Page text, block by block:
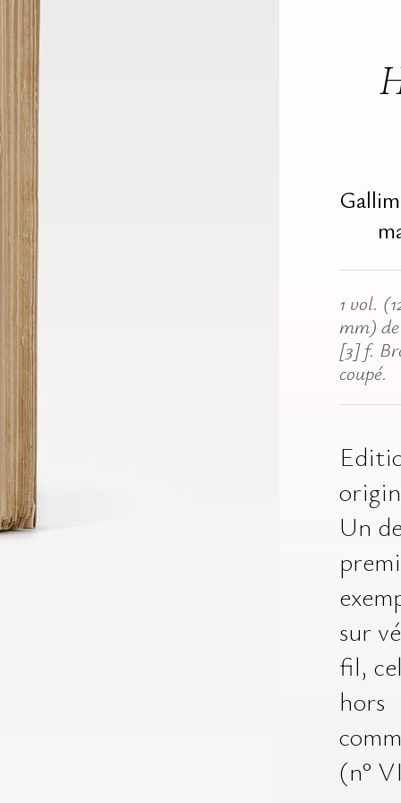
1 vol.
mm)
[3] f.
coupé.
Un
sur
fil,
hors
(n°